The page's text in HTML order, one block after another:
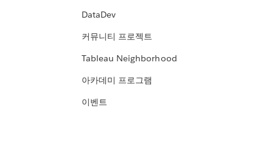
DataDev
커뮤니티 프로젝트
Tableau Neighborhood
아카데미 프로그램
이벤트